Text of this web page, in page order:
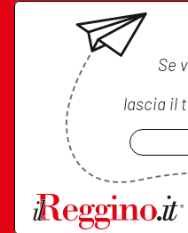
Se
lascia il